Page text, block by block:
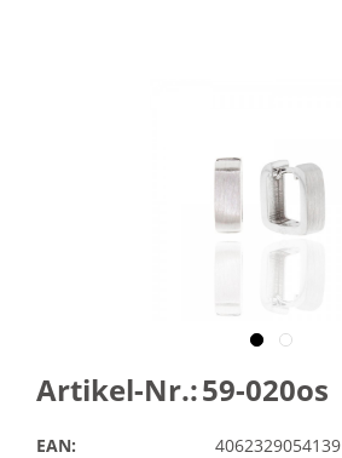
Artikel-Nr.:59-020os
EAN: 4062329054139